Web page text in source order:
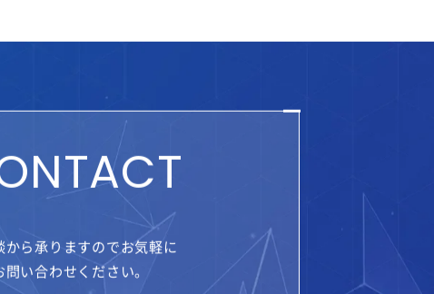
から承りますのでお気軽に
問い合わせください。